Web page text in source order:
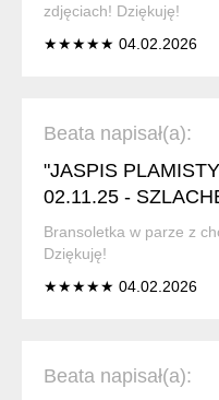
zdjęciach! Dziękuję!
★★★★★ 04.02.2026
Beata napisał(a):
"JASPIS
02.11.25 -
Bransoletka w parze z
Dziękuję!
★★★★★ 04.02.2026
Beata napisał(a):